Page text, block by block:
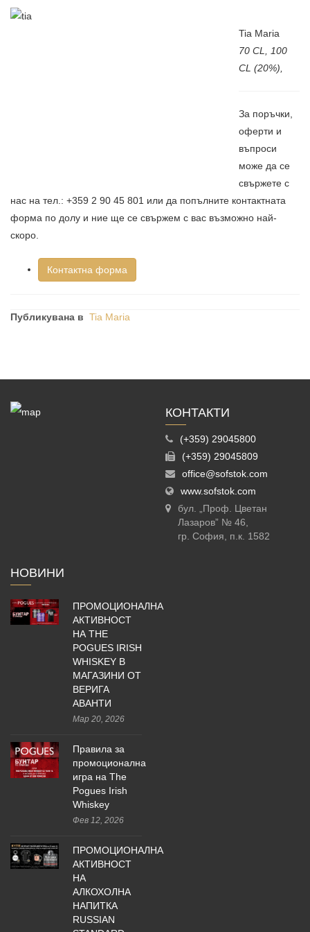
Tia Maria
70 CL, 100
CL (20%),
За поръчки,
оферти и
въпроси
може да се
свържете с
нас на тел.: +359 2 90 45 801 или да попълните контактната
форма по долу и ние ще се свържем с вас възможно най-
скоро.
Контактна форма
Публикувана в Tia Maria
КОНТАКТИ
(+359) 29045800
(+359) 29045809
office@sofstok.com
www.sofstok.com
бул. „Проф. Цветан
Лазаров” № 46,
гр. София, п.к. 1582
НОВИНИ
ПРОМОЦИОНАЛНА
АКТИВНОСТ
НА THE
POGUES IRISH
WHISKEY В
МАГАЗИНИ ОТ
ВЕРИГА
АВАНТИ
Мар 20, 2026
Правила за
промоционална
игра на The
Pogues Irish
Whiskey
Фев 12, 2026
ПРОМОЦИОНАЛНА
АКТИВНОСТ
НА
АЛКОХОЛНА
НАПИТКА
RUSSIAN